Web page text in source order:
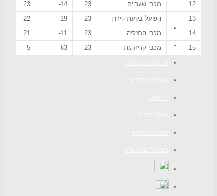
המועדון
מחלקת הנוער
12
מכבי שעריים 23
14-
23
13
הפועל בקעת הירדן 23
19-
22
14
מכבי הרצליה 23
11-
21
15
מכבי קרית גת 23
63-
5